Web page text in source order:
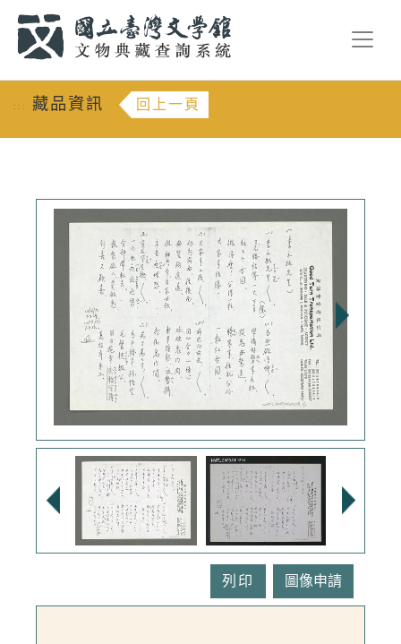
::: 藏品資訊 回上一頁
列印